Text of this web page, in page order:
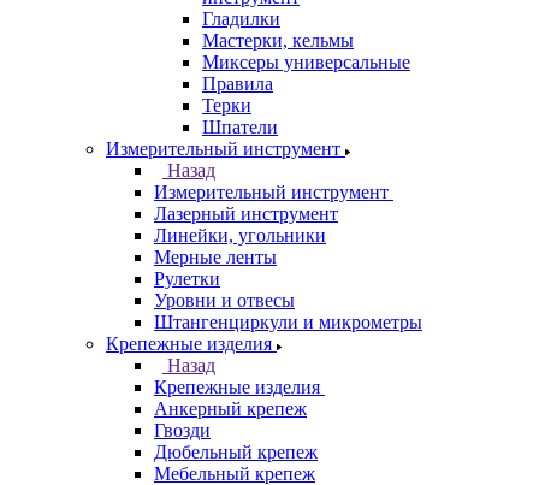
Гладилки
Мастерки, кельмы
Миксеры универсальные
Правила
Терки
Шпатели
Измерительный инструмент
Назад
Измерительный инструмент
Лазерный инструмент
Линейки, угольники
Мерные ленты
Рулетки
Уровни и отвесы
Штангенциркули и микрометры
Крепежные изделия
Назад
Крепежные изделия
Анкерный крепеж
Гвозди
Дюбельный крепеж
Мебельный крепеж